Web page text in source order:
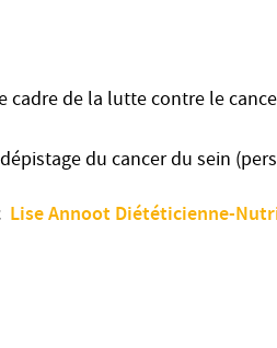
de la lutte contre le
du cancer du sein
Lise Annoot Diététicienne-